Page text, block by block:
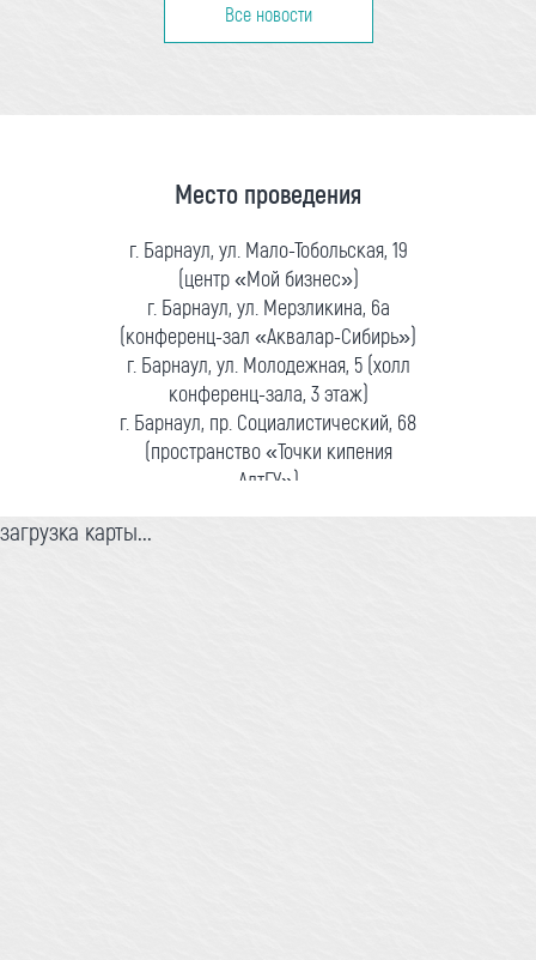
Все новости
Место проведения
г. Барнаул, ул. Мало-Тобольская, 19
(центр «Мой бизнес»)
г. Барнаул, ул. Мерзликина, 6а
(конференц-зал «Аквалар-Сибирь»)
г. Барнаул, ул. Молодежная, 5 (холл
конференц-зала, 3 этаж)
г. Барнаул, пр. Социалистический, 68
(пространство «Точки кипения
АлтГУ»)
загрузка карты...